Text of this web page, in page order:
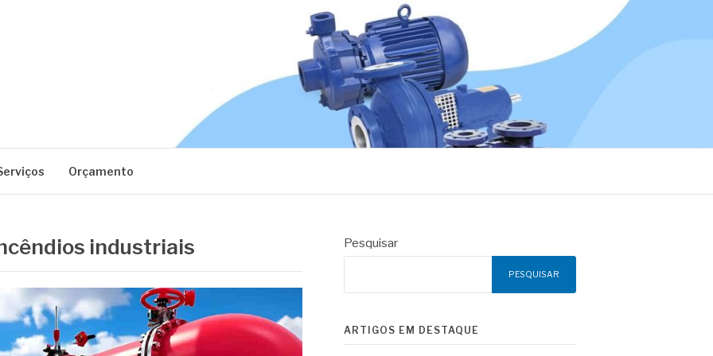
Orçamento
industriais Pesquisar
PESQUISAR
ARTIGOS EM DESTAQUE